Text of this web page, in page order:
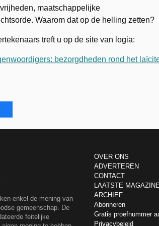
maatschappelijke
Waarom dat op de helling zetten?
treft u op de site van logia:
bezorgdheden rond het
enkel de mening van
gemeenschap. De
feitelijke
OVER ONS
ADVERTEREN
CONTACT
LAATSTE
ARCHIEF
Abonneren
Gratis proefnummer
Privacybeleid